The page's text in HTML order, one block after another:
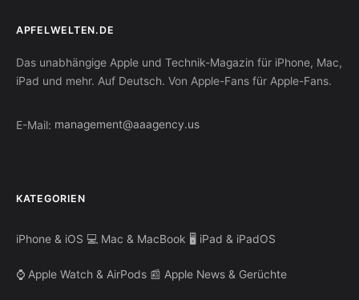
APFELWELTEN.DE
Das unabhängige Apple und Technik-Magazin für iPhone, Mac,
iPad und mehr. Auf Deutsch. Von Apple-Fans für Apple-Fans.
E-Mail: management@aaagency.us
KATEGORIEN
iPhone & iOS 💻 Mac & MacBook 🖥️ iPad & iPadOS
⌚ Apple Watch & AirPods 📰 Apple News & Gerüchte